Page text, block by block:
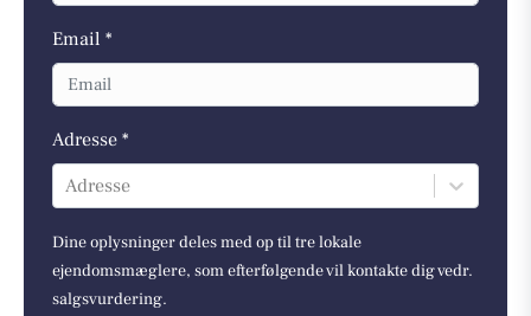
Email *
Adresse *
Adresse
Dine oplysninger deles med op til tre lokale
ejendomsmæglere, som efterfølgende vil kontakte dig vedr.
salgsvurdering.